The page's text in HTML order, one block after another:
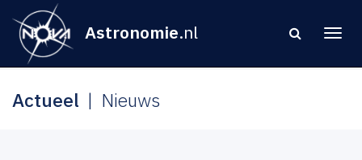
Astronomie.nl
Actueel Nieuws